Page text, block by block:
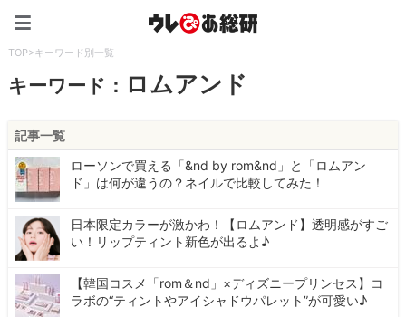
TOP>キーワード別一覧
キーワード： ロムアンド
記事一覧
ローソンで買える「&nd by rom&nd」と「ロムアン
ド」は何が違うの？ネイルで比較してみた！
日本限定カラーが激かわ！【ロムアンド】透明感がすご
い！リップティント新色が出るよ♪
【韓国コスメ「rom＆nd」×ディズニープリンセス】コ
ラボの“ティントやアイシャドウパレット”が可愛い♪